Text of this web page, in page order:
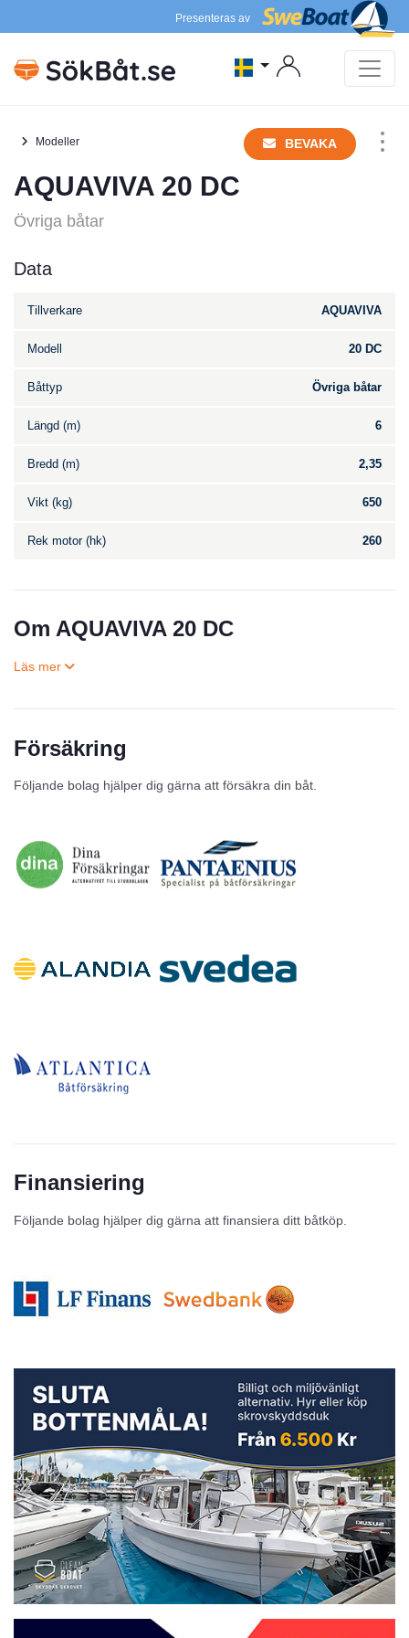
Presenteras av
Modeller BEVAKA
AQUAVIVA 20 DC
Övriga båtar
Data
Tillverkare AQUAVIVA
Modell 20 DC
Båttyp Övriga båtar
Längd (m) 6
Bredd (m) 2,35
Vikt (kg) 650
Rek motor (hk) 260
Om AQUAVIVA 20 DC
Försäkring
Följande bolag hjälper dig gärna att försäkra din båt.
Finansiering
Följande bolag hjälper dig gärna att finansiera ditt båtköp.